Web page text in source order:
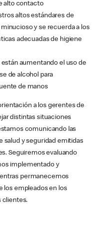
alto contacto
altos estándares de
y se recuerda a los
adecuadas de higiene
aumentando el uso de
de alcohol para
de manos
a los gerentes de
distintas situaciones
comunicando las
salud y seguridad emitidas
Seguiremos evaluando
implementado y
permanecemos
los empleados en los
clientes.